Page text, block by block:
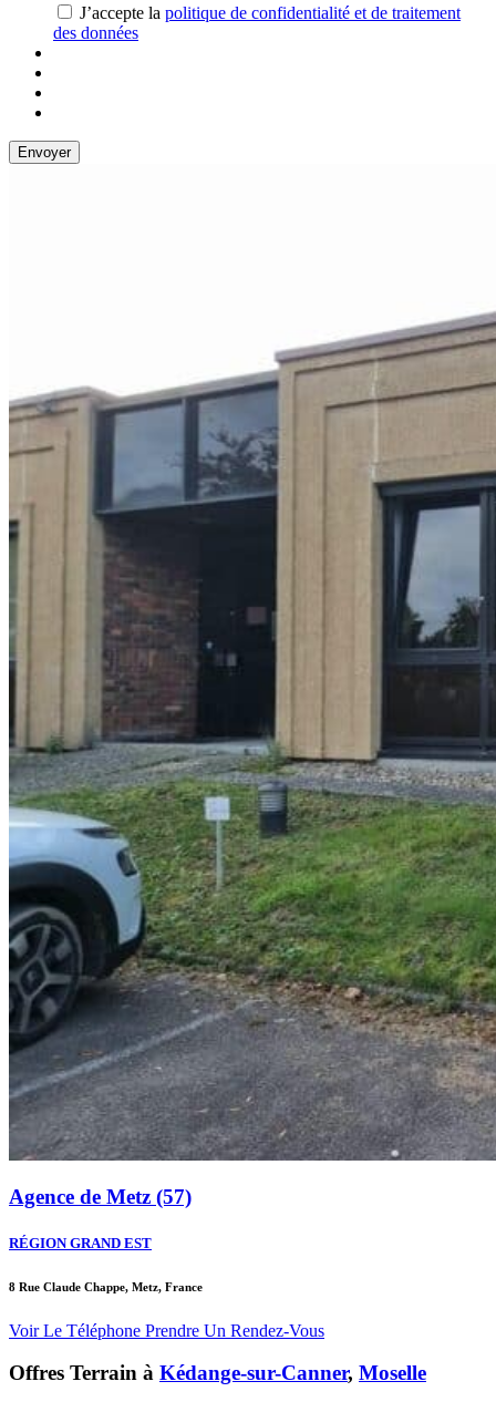
J’accepte la politique de confidentialité et de traitement
des données
Agence de Metz (57)
RÉGION GRAND EST
8 Rue Claude Chappe, Metz, France
Voir Le Téléphone Prendre Un Rendez-Vous
Offres Terrain à Kédange-sur-Canner, Moselle